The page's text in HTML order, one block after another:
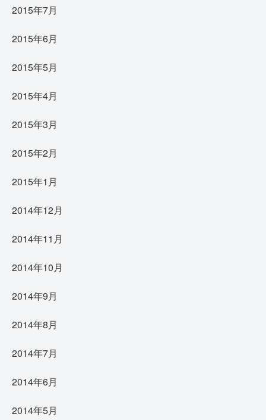
2015年7月
2015年6月
2015年5月
2015年4月
2015年3月
2015年2月
2015年1月
2014年12月
2014年11月
2014年10月
2014年9月
2014年8月
2014年7月
2014年6月
2014年5月